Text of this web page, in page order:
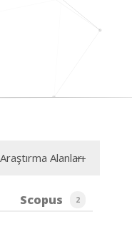
Alanları
Scopus 2